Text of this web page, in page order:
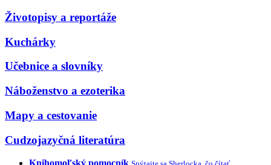
Životopisy a reportáže
Kuchárky
Učebnice a slovníky
Náboženstvo a ezoterika
Mapy a cestovanie
Cudzojazyčná literatúra